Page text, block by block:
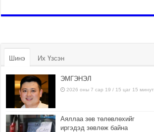
Шинэ Их Үзсэн
ЭМГЭНЭЛ
2026 оны 7 сар 19 / 15 цаг 15 минут
Аяллаа зөв төлөвлөхийг
иргэдэд зөвлөж байна